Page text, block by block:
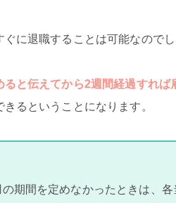
に退職することは可能なのでし
ると伝えてから2週間経過すれば
るということになります。
期間を定めなかったときは、